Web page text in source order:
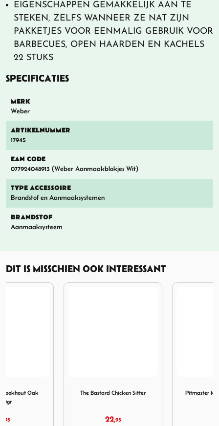
EIGENSCHAPPEN GEMAKKELIJK AAN TE
STEKEN, ZELFS WANNEER ZE NAT ZIJN
PAKKETJES VOOR EENMALIG GEBRUIK VOOR
BARBECUES, OPEN HAARDEN EN KACHELS
22 STUKS
SPECIFICATIES
MERK
Weber
ARTIKELNUMMER
17945
EAN CODE
077924048913 (Weber Aanmaakblokjes Wit)
TYPE ACCESSOIRE
Brandstof en Aanmaaksystemen
BRANDSTOF
Aanmaaksysteem
DIT IS MISSCHIEN OOK INTERESSANT
The Bastard Chicken Sitter
Pitmaster Marabu Houtskool